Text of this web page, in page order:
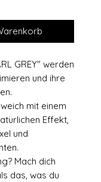
GREY" werden
und ihre
mit einem
Effekt,
und
Mach dich
das, was du